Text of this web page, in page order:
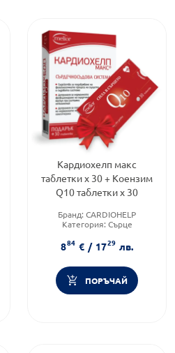
Кардиохелп макс
таблетки х 30 + Коензим
Q10 таблетки х 30
Бранд: CARDIOHELP
Категория: Сърце
884 € / 1729 лв.
ПОРЪЧАЙ